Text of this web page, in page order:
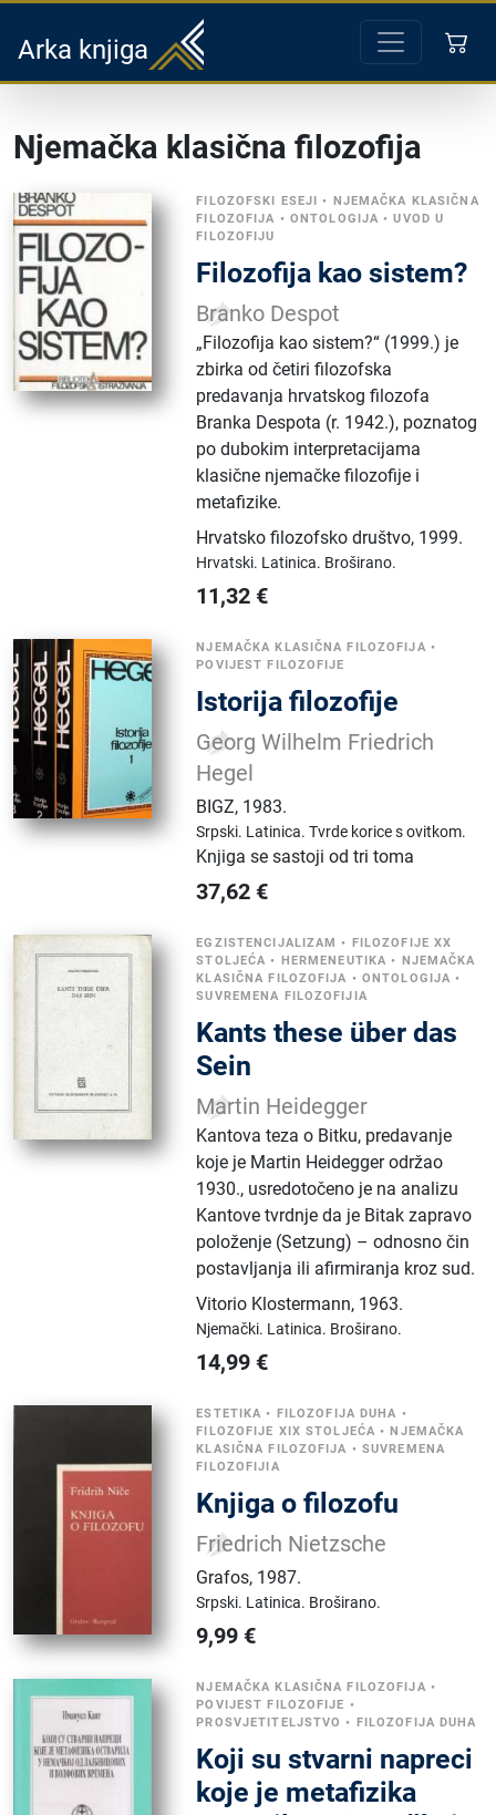
Arka knjiga
Njemačka klasična filozofija
FILOZOFSKI ESEJI • NJEMAČKA KLASIČNA
FILOZOFIJA • ONTOLOGIJA •UVOD U
FILOZOFIJU
Filozofija kao sistem?
Branko Despot
„Filozofija kao sistem?“ (1999.) je
zbirka od četiri filozofska
predavanja hrvatskog filozofa
Branka Despota (r. 1942.), poznatog
po dubokim interpretacijama
klasične njemačke filozofije i
metafizike.
Hrvatsko filozofsko društvo, 1999.
Hrvatski. Latinica. Broširano.
11,32 €
NJEMAČKA KLASIČNA FILOZOFIJA •
POVIJEST FILOZOFIJE
Istorija filozofije
Georg Wilhelm Friedrich
Hegel
BIGZ, 1983.
Srpski. Latinica.Tvrde korice s ovitkom.
Knjiga se sastoji od tri toma
37,62 €
EGZISTENCIJALIZAM • FILOZOFIJE XX
STOLJEĆA • HERMENEUTIKA • NJEMAČKA
KLASIČNA FILOZOFIJA • ONTOLOGIJA •
SUVREMENA FILOZOFIJIA
Kants these über das
Sein
Martin Heidegger
Kantova teza o Bitku, predavanje
koje je Martin Heidegger održao
1930., usredotočeno je na analizu
Kantove tvrdnje da je Bitak zapravo
položenje (Setzung) – odnosno čin
postavljanja ili afirmiranja kroz sud.
Vitorio Klostermann, 1963.
Njemački. Latinica. Broširano.
14,99 €
ESTETIKA • FILOZOFIJA DUHA •
FILOZOFIJE XIX STOLJEĆA •NJEMAČKA
KLASIČNA FILOZOFIJA • SUVREMENA
FILOZOFIJIA
Knjiga o filozofu
Friedrich Nietzsche
Grafos, 1987.
Srpski. Latinica. Broširano.
9,99 €
NJEMAČKA KLASIČNA FILOZOFIJA •
POVIJEST FILOZOFIJE •
PROSVJETITELJSTVO • FILOZOFIJA DUHA
Koji su stvarni napreci
koje je metafizika